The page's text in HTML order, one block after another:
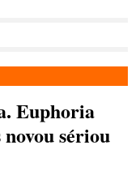
Euphoria
sériou